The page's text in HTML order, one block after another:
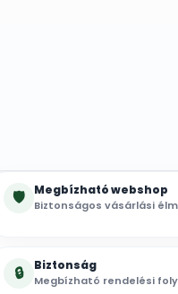
🛡 Megbízható webshop
Biztonságos vásárlási
🔒 Biztonság
Megbízható rendelési